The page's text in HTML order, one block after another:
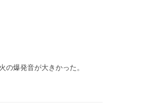
爆発音が大きかった。